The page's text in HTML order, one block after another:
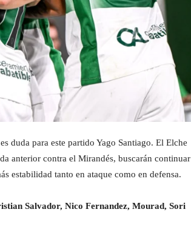
duda para este partido Yago Santiago. El Elche
anterior contra el Mirandés, buscarán continuar
estabilidad tanto en ataque como en defensa.
Salvador, Nico Fernandez, Mourad, Sori